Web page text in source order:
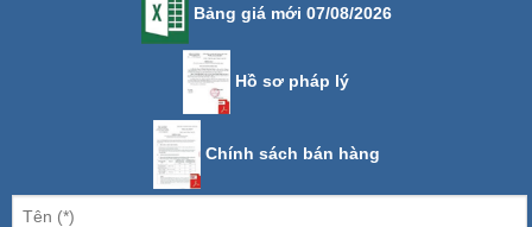
Bảng giá mới 07/08/2026
Hồ sơ pháp lý
Chính sách bán hàng